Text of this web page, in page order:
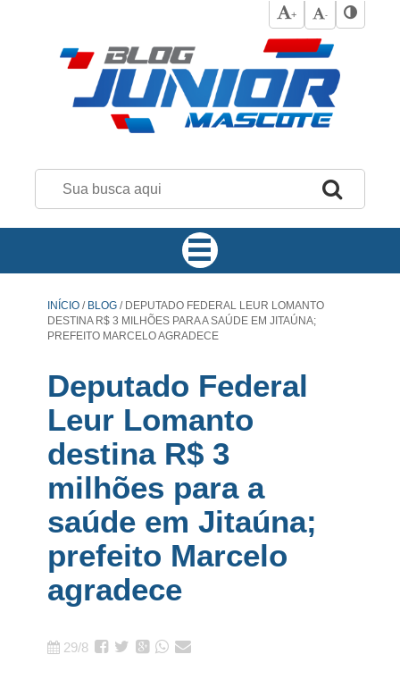
+ -
INÍCIO / BLOG /DEPUTADO FEDERAL LEUR LOMANTO
DESTINA R$ 3 MILHÕES PARA A SAÚDE EM JITAÚNA;
PREFEITO MARCELO AGRADECE
Deputado Federal
Leur Lomanto
destina R$ 3
milhões para a
saúde em Jitaúna;
prefeito Marcelo
agradece
29/8